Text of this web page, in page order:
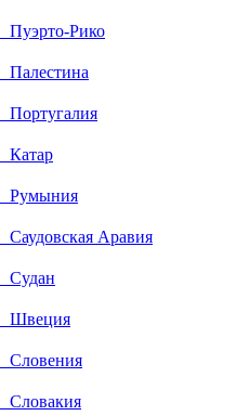
Пуэрто-Рико
Палестина
Португалия
Катар
Румыния
Саудовская Аравия
Судан
Швеция
Словения
Словакия